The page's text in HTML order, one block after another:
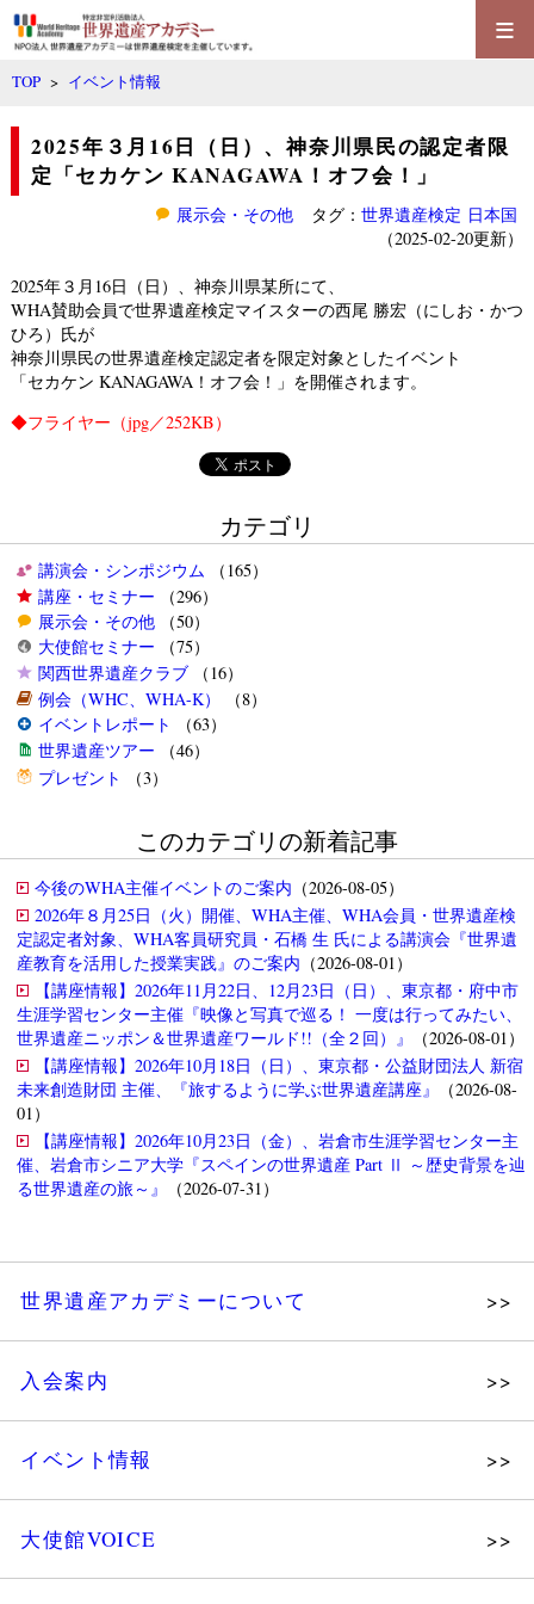
≡
TOP > イベント情報
2025年３月16日（日）、神奈川県民の認定者限
定「セカケン KANAGAWA！オフ会！」
展示会・その他タグ： 世界遺産検定 日本国
（2025-02-20更新）
2025年３月16日（日）、神奈川県某所にて、
WHA賛助会員で世界遺産検定マイスターの西尾 勝宏（にしお・かつ
ひろ）氏が
神奈川県民の世界遺産検定認定者を限定対象としたイベント
「セカケン KANAGAWA！オフ会！ 」を開催されます。
◆フライヤー （jpg／252KB）
カテゴリ
講演会・シンポジウム （165）
講座・セミナー （296）
展示会・その他（50）
大使館セミナー （75）
関西世界遺産クラブ（16）
例会（WHC、WHA-K）
（8）
イベントレポート
（63）
世界遺産ツアー （46）
プレゼント
（3）
このカテゴリの新着記事
今後のWHA主催イベントのご案内 （2026-08-05）
2026年８月25日（火）開催、WHA主催、WHA会員・世界遺産検
定認定者対象、WHA客員研究員・石橋 生 氏による講演会『世界遺
産教育を活用した授業実践』のご案内 （2026-08-01）
【講座情報】2026年11月22日、12月23日（日）、東京都・府中市
生涯学習センター主催『映像と写真で巡る！ 一度は行ってみたい、
世界遺産ニッポン＆世界遺産ワールド!!（全２回）』
（2026-08-01）
【講座情報】2026年10月18日（日）、東京都・公益財団法人 新宿
未来創造財団 主催、『旅するように学ぶ世界遺産講座』
（2026-08-
01）
【講座情報】2026年10月23日（金）、岩倉市生涯学習センター主
催、岩倉市シニア大学『スペインの世界遺産 Part Ⅱ ～歴史背景を辿
る世界遺産の旅～』
（2026-07-31）
世界遺産アカデミーについて
組織図・役員
入会案内
イベント情報
大使館VOICE